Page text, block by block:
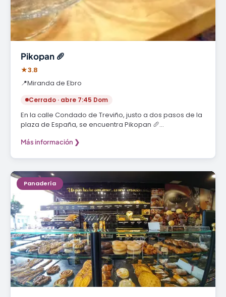
Pikopan 🥖
★3.8
📍Miranda de Ebro
Cerrado · abre 7:45 Dom
En la calle Condado de Treviño, justo a dos pasos de la
plaza de España, se encuentra Pikopan 🥖…
Más información ❯
Panadería